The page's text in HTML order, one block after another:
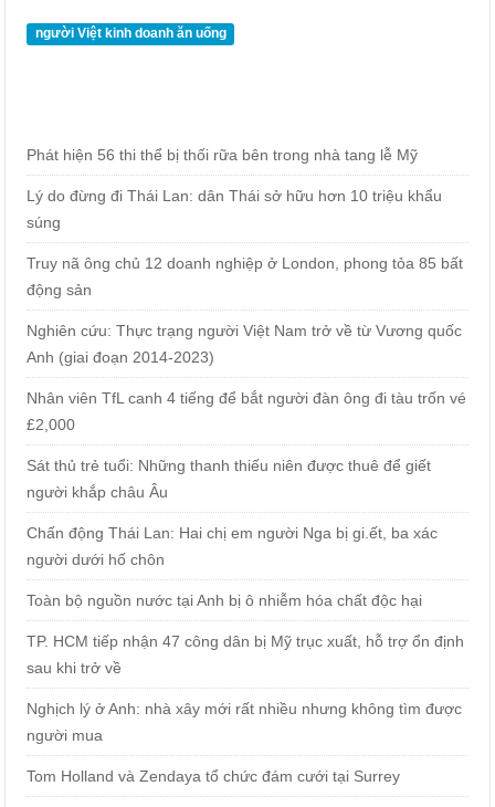
người Việt kinh doanh ăn uống
Phát hiện 56 thi thể bị thối rữa bên trong nhà tang lễ Mỹ
Lý do đừng đi Thái Lan: dân Thái sở hữu hơn 10 triệu khẩu
súng
Truy nã ông chủ 12 doanh nghiệp ở London, phong tỏa 85 bất
động sản
Nghiên cứu: Thực trạng người Việt Nam trở về từ Vương quốc
Anh (giai đoạn 2014-2023)
Nhân viên TfL canh 4 tiếng để bắt người đàn ông đi tàu trốn vé
£2,000
Sát thủ trẻ tuổi: Những thanh thiếu niên được thuê để giết
người khắp châu Âu
Chấn động Thái Lan: Hai chị em người Nga bị gi.ết, ba xác
người dưới hố chôn
Toàn bộ nguồn nước tại Anh bị ô nhiễm hóa chất độc hại
TP. HCM tiếp nhận 47 công dân bị Mỹ trục xuất, hỗ trợ ổn định
sau khi trở về
Nghịch lý ở Anh: nhà xây mới rất nhiều nhưng không tìm được
người mua
Tom Holland và Zendaya tổ chức đám cưới tại Surrey